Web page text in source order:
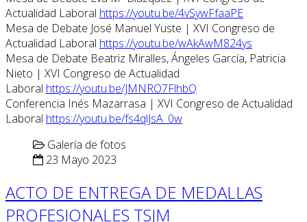
Actualidad Laboral https://youtu.be/4vSywFfaaPE
Mesa de Debate José Manuel Yuste | XVI Congreso de
Actualidad Laboral https://youtu.be/wAkAwM824ys
Mesa de Debate Beatriz Miralles, Ángeles García, Patricia
Nieto | XVI Congreso de Actualidad
Laboral https://youtu.be/JMNRO7FlhbQ
Conferencia Inés Mazarrasa | XVI Congreso de Actualidad
Laboral https://youtu.be/fs4qlJsA_0w
Galería de fotos
23 Mayo 2023
ACTO DE ENTREGA DE MEDALLAS
PROFESIONALES TSJM